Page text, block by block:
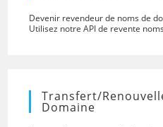
Devenir revendeur de noms de
Utilisez notre API de revente
Transfert/
Domaine